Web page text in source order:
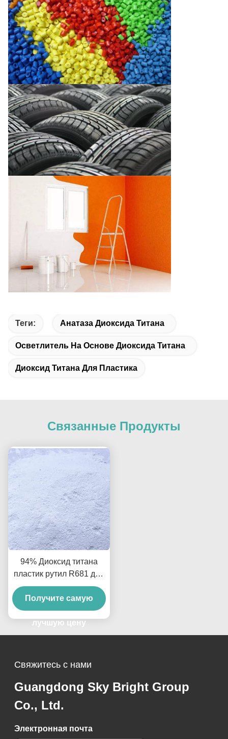
Теги: Анатаза Диоксида Титана
Осветлитель На Основе Диоксида Титана
Диоксид Титана Для Пластика
Связанные Продукты
94% Диоксид титана
пластик рутил R681 для
наружного применения,
промышленный
Получите самую
лучшую цену
Свяжитесь с нами
Guangdong Sky Bright Group
Co., Ltd.
Электронная почта